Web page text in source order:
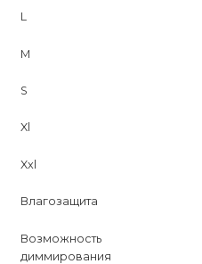
L
M
S
Xl
Xxl
Влагозащита
Возможность
диммирования